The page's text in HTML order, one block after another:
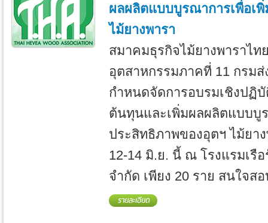
ผลผลิตแบบบูรณาการเพื่อเ
ไม้ยางพารา
สมาคมธุรกิจไม้ยางพาราไท
อุตสาหกรรมภาคที่ 11 กรมส่
กำหนดจัดการอบรมเชิงปฏิบั
ต้นทุนและเพิ่มผลผลิตแบบบู
ประสิทธิภาพของอุตฯ ไม้ยา
12-14 มิ.ย. นี้ ณ โรงแรมเรื
จำกัด เพียง 20 ราย สนใจส